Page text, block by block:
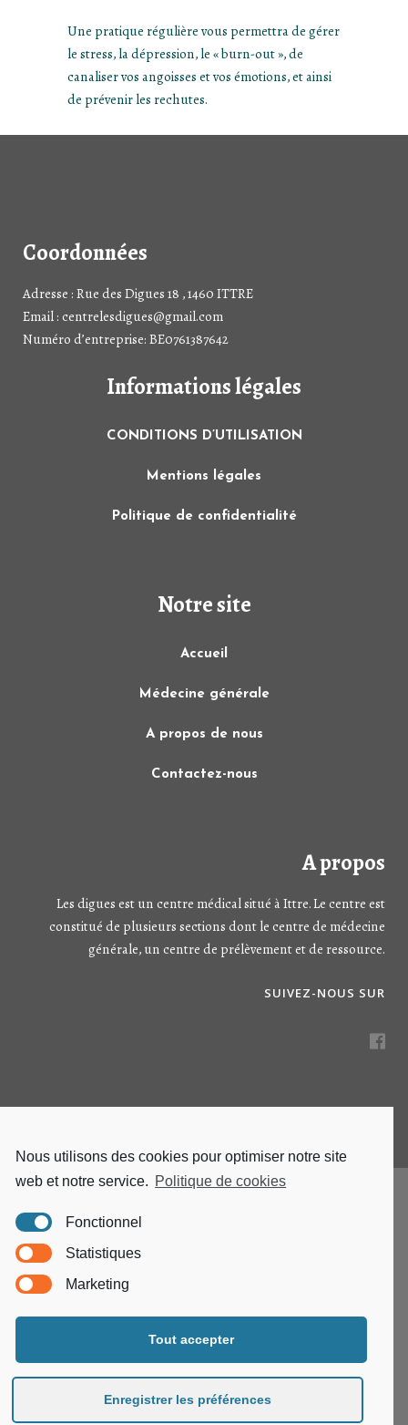
Nous utilisons des cookies pour optimiser notre site
web et notre service. Politique de cookies
Fonctionnel
Statistiques
Marketing
Tout accepter
Enregistrer les préférences
Une pratique régulière vous permettra de gérer
le stress, la dépression, le « burn-out », de
canaliser vos angoisses et vos émotions, et ainsi
de prévenir les rechutes.
Coordonnées
Adresse : Rue des Digues 18 , 1460 ITTRE
Email : centrelesdigues@gmail.com
Numéro d’entreprise: BE0761387642
Informations légales
CONDITIONS D’UTILISATION
Mentions légales
Politique de confidentialité
Notre site
Accueil
Médecine générale
A propos de nous
Contactez-nous
A propos
Les digues est un centre médical situé à Ittre. Le centre est
constitué de plusieurs sections dont le centre de médecine
générale, un centre de prélèvement et de ressource.
SUIVEZ-NOUS SUR
Pixelio